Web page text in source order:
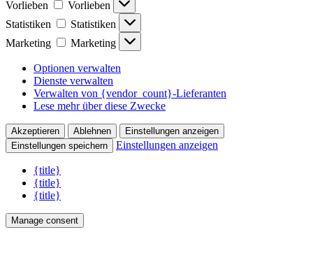
Vorlieben
Vorlieben
Statistiken
Statistiken
Marketing
Marketing
Optionen verwalten
Dienste verwalten
Verwalten von {vendor_count}-Lieferanten
Lese mehr über diese Zwecke
Akzeptieren Ablehnen
Einstellungen anzeigen
Einstellungen speichern
Einstellungen anzeigen
{title}
{title}
{title}
Manage consent